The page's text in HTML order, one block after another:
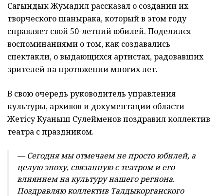
Сагындык Жумадил рассказал о создании их
творческого шанырака, который в этом году
справляет свой 50-летний юбилей. Поделился
воспоминаниями о том, как создавались
спектакли, о выдающихся артистах, радовавших
зрителей на протяжении многих лет.
В свою очередь руководитель управления
культуры, архивов и документации области
Жетісу Куаныш Сулейменов поздравил коллектив
театра с праздником.
— Сегодня мы отмечаем не просто юбилей, а
целую эпоху, связанную с театром и его
влиянием на культуру нашего региона.
Поздравляю коллектив Талдыкорганского